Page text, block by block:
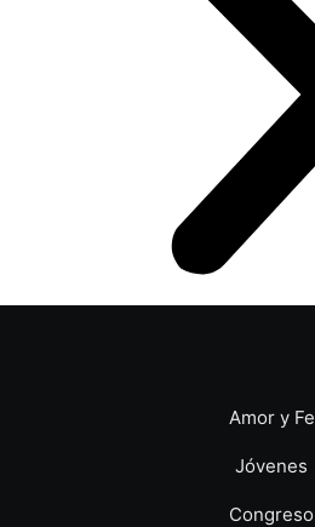
Amor y Fe
Jóvenes
Congreso